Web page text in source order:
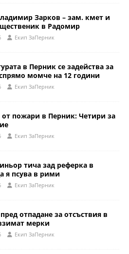
Зарков – зам. кмет и
в Радомир
Eкип ЗаПерник
в Перник се задейства за
момче на 12 години
Eкип ЗаПерник
от пожари в Перник: Четири за
Eкип ЗаПерник
тича зад реферка в
я псува в рими
Eкип ЗаПерник
отпадане за отсъствия в
мерки
Eкип ЗаПерник